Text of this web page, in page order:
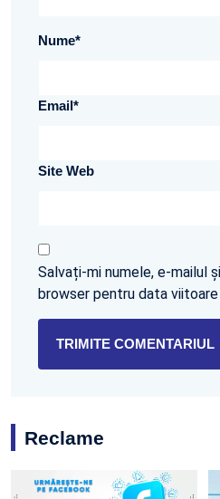
Nume*
Email*
Site Web
Salvați-mi numele, e-mailul
browser pentru data
Reclame